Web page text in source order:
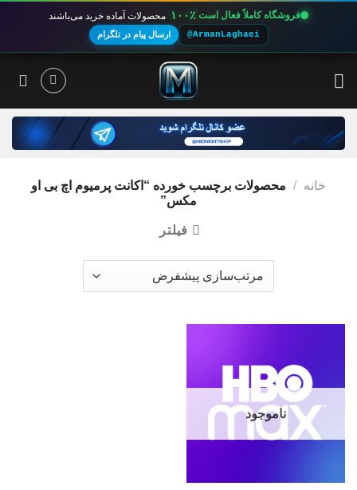
فروشگاه کاملاً فعال است ۱۰۰٪ محصولات آماده خرید می‌باشند
@ArmanLaghaei ارسال پیام در تلگرام
خانه / محصولات برچسب خورده “اکانت پرمیوم اچ بی او
مکس”
فیلتر
ناموجود